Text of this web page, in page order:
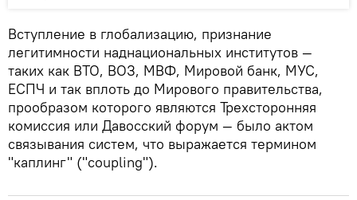
Вступление в глобализацию, признание
легитимности наднациональных институтов —
таких как ВТО, ВОЗ, МВФ, Мировой банк, МУС,
ЕСПЧ и так вплоть до Мирового правительства,
прообразом которого являются Трехсторонняя
комиссия или Давосский форум — было актом
связывания систем, что выражается термином
"каплинг" ("coupling").